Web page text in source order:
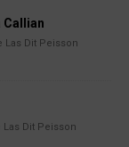
Callian
Las Dit Peisson
Las Dit Peisson